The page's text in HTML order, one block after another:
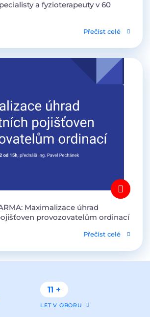
a fyzioterapeuty v 60
Přečíst celé
Maximalizace úhrad
provozovatelům ordinací
Přečíst celé
11 +
LET V OBORU